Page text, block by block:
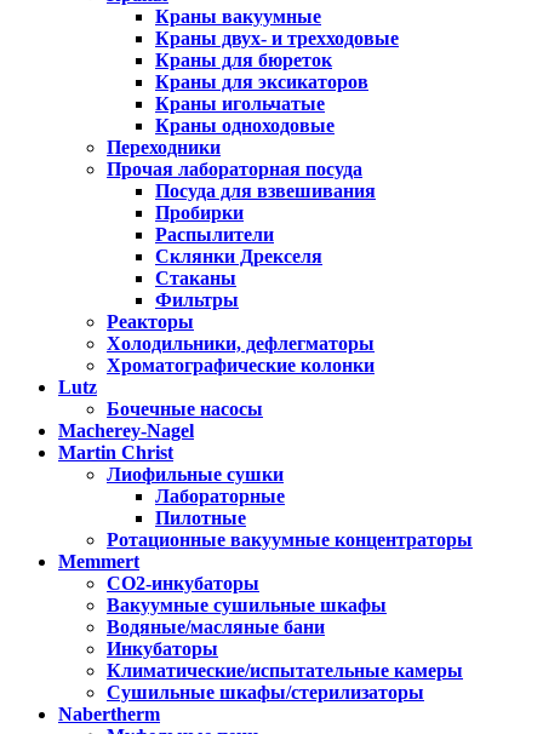
Краны вакуумные
Краны двух- и трехходовые
Краны для бюреток
Краны для эксикаторов
Краны игольчатые
Краны одноходовые
Переходники
Прочая лабораторная посуда
Посуда для взвешивания
Пробирки
Распылители
Склянки Дрекселя
Стаканы
Фильтры
Реакторы
Холодильники, дефлегматоры
Хроматографические колонки
Lutz
Бочечные насосы
Macherey-Nagel
Martin Christ
Лиофильные сушки
Лабораторные
Пилотные
Ротационные вакуумные концентраторы
Memmert
CO2-инкубаторы
Вакуумные сушильные шкафы
Водяные/масляные бани
Инкубаторы
Климатические/испытательные камеры
Сушильные шкафы/стерилизаторы
Nabertherm